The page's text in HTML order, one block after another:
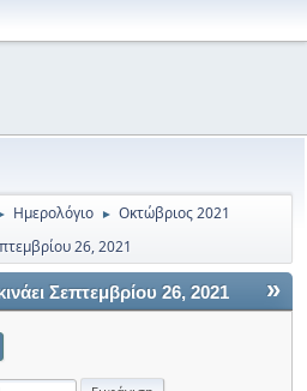
Ημερολόγιο ► Οκτώβριος 2021
26, 2021
»
Σεπτεμβρίου 26, 2021